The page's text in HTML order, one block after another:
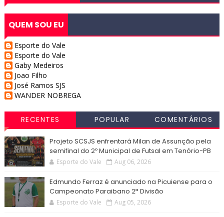
QUEM SOU EU
Esporte do Vale
Esporte do Vale
Gaby Medeiros
Joao Filho
José Ramos SJS
WANDER NOBREGA
RECENTES POPULAR COMENTÁRIOS
Projeto SCSJS enfrentará Milan de Assunção pela
semifinal do 2º Municipal de Futsal em Tenório-PB
Esporte do Vale Aug 06, 2026
Edmundo Ferraz é anunciado na Picuiense para o
Campeonato Paraibano 2ª Divisão
Esporte do Vale Aug 05, 2026